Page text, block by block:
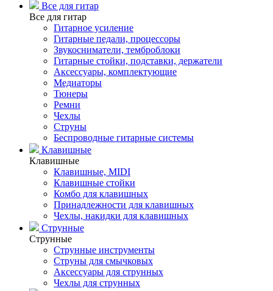
Все для гитар
Все для гитар
Гитарное усиление
Гитарные педали, процессоры
Звукосниматели, темброблоки
Гитарные стойки, подставки, держатели
Аксессуары, комплектующие
Медиаторы
Тюнеры
Ремни
Чехлы
Струны
Беспроводные гитарные системы
Клавишные
Клавишные
Клавишные, MIDI
Клавишные стойки
Комбо для клавишных
Принадлежности для клавишных
Чехлы, накидки для клавишных
Струнные
Струнные
Струнные инструменты
Струны для смычковых
Аксессуары для струнных
Чехлы для струнных